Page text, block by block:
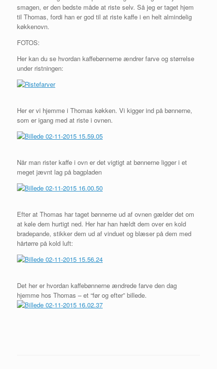
smagen, er den bedste måde at riste selv. Så jeg er taget hjem
til Thomas, fordi han er god til at riste kaffe i en helt almindelig
køkkenovn.
FOTOS:
Her kan du se hvordan kaffebønnerne ændrer farve og størrelse
under ristningen:
Her er vi hjemme i Thomas køkken. Vi kigger ind på bønnerne,
som er igang med at riste i ovnen.
Når man rister kaffe i ovn er det vigtigt at bønnerne ligger i et
meget jævnt lag på bagpladen
Efter at Thomas har taget bønnerne ud af ovnen gælder det om
at køle dem hurtigt ned. Her har han hældt dem over en kold
bradepande, stikker dem ud af vinduet og blæser på dem med
hårtørre på kold luft:
Det her er hvordan kaffebønnerne ændrede farve den dag
hjemme hos Thomas – et “før og efter” billede.